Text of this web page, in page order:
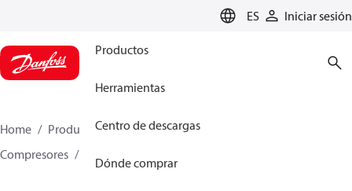
ES Iniciar sesión
Productos
Herramientas
Centro de descargas
Dónde comprar
Home Productos
Climate Solutions for cooling
Compresores